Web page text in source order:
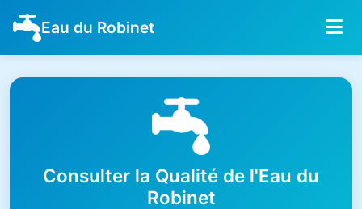
Eau du Robinet
Consulter la Qualité de l'Eau du
Robinet